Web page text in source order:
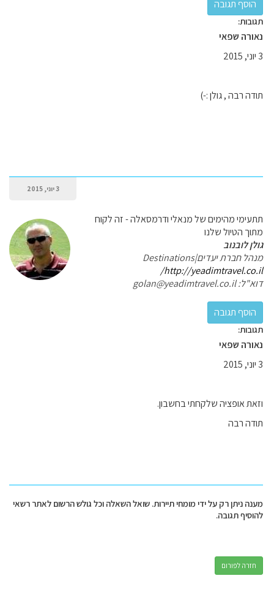
תגובות:
נאורה שפאי
3 יוני, 2015
תודה רבה , גולן :-)
3 יוני, 2015
תתעימי מהימים של מנאלי ודרמסאלה - זה לקוח
מתוך הטיול שלנו
גולן לובנוב
מנהל חברת יעדים|Destinations
http://yeadimtravel.co.il/
דוא"ל: golan@yeadimtravel.co.il
תגובות:
נאורה שפאי
3 יוני, 2015
וזאת אופציה שלקחתי בחשבון.
תודה רבה
מענה ניתן רק על ידי מומחי תיירות. שואל השאלה וכל גולש הרשום לאתר רשאי
להוסיף תגובה.
חזרה לפורום